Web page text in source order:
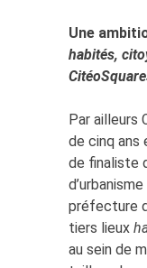
Une
habités,
Par ailleurs
de cinq ans
de finaliste
d’urbanisme
préfecture
tiers lieux
au sein de